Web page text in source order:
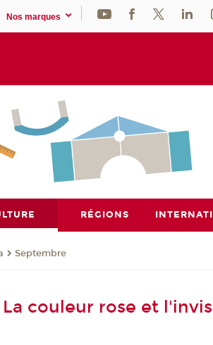
Nos marques
RÉGIONS
Septembre
La couleur rose et